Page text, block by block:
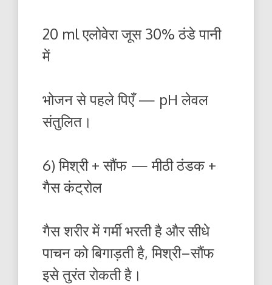
20 ml एलोवेरा जूस 30% ठंडे पानी
में
भोजन से पहले पिएँ — pH लेवल
संतुलित।
6) मिश्री + सौंफ — मीठी ठंडक +
गैस कंट्रोल
गैस शरीर में गर्मी भरती है और सीधे
पाचन को बिगाड़ती है, मिश्री–सौंफ
इसे तुरंत रोकती है।